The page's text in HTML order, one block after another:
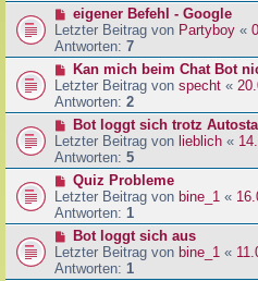
eigener Befehl - Google
Letzter Beitrag von Partyboy «
Antworten: 7
Kan mich beim Chat Bot
Letzter Beitrag von specht «
Antworten: 2
Bot loggt sich trotz
Letzter Beitrag von lieblich «
Antworten: 5
Quiz Probleme
Letzter Beitrag von bine_1 «
Antworten: 1
Bot loggt sich aus
Letzter Beitrag von bine_1 «
Antworten: 1